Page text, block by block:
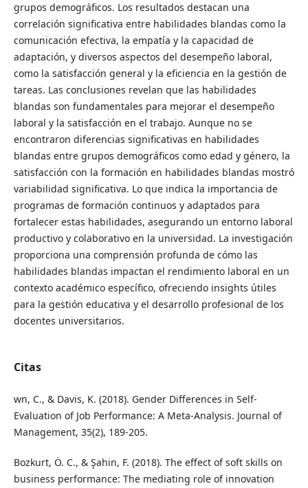
grupos demográficos. Los resultados destacan una
correlación significativa entre habilidades blandas como la
comunicación efectiva, la empatía y la capacidad de
adaptación, y diversos aspectos del desempeño laboral,
como la satisfacción general y la eficiencia en la gestión de
tareas. Las conclusiones revelan que las habilidades
blandas son fundamentales para mejorar el desempeño
laboral y la satisfacción en el trabajo. Aunque no se
encontraron diferencias significativas en habilidades
blandas entre grupos demográficos como edad y género, la
satisfacción con la formación en habilidades blandas mostró
variabilidad significativa. Lo que indica la importancia de
programas de formación continuos y adaptados para
fortalecer estas habilidades, asegurando un entorno laboral
productivo y colaborativo en la universidad. La investigación
proporciona una comprensión profunda de cómo las
habilidades blandas impactan el rendimiento laboral en un
contexto académico específico, ofreciendo insights útiles
para la gestión educativa y el desarrollo profesional de los
docentes universitarios.
Citas
wn, C., & Davis, K. (2018). Gender Differences in Self-
Evaluation of Job Performance: A Meta-Analysis. Journal of
Management, 35(2), 189-205.
Bozkurt, Ö. C., & Şahin, F. (2018). The effect of soft skills on
business performance: The mediating role of innovation